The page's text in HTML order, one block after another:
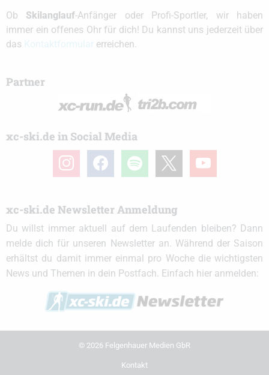
Ob Skilanglauf-Anfänger oder Profi-Sportler, wir haben
immer ein offenes Ohr für dich! Du kannst uns jederzeit über
das
erreichen.
Partner
xc-ski.de in Social Media
instagramfacebook spotify youtube
xc-ski.de Newsletter Anmeldung
Du willst immer aktuell auf dem Laufenden bleiben? Dann
melde dich für unseren Newsletter an. Während der Saison
erhältst du damit immer einmal pro Woche die wichtigsten
News und Themen in dein Postfach. Einfach hier anmelden:
© 2026 Felgenhauer Medien GbR
Kontakt